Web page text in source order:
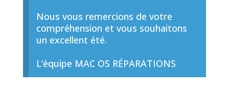
Nous vous remercions de votre
compréhension et vous souhaitons
un excellent été.
L’équipe MAC OS RÉPARATIONS